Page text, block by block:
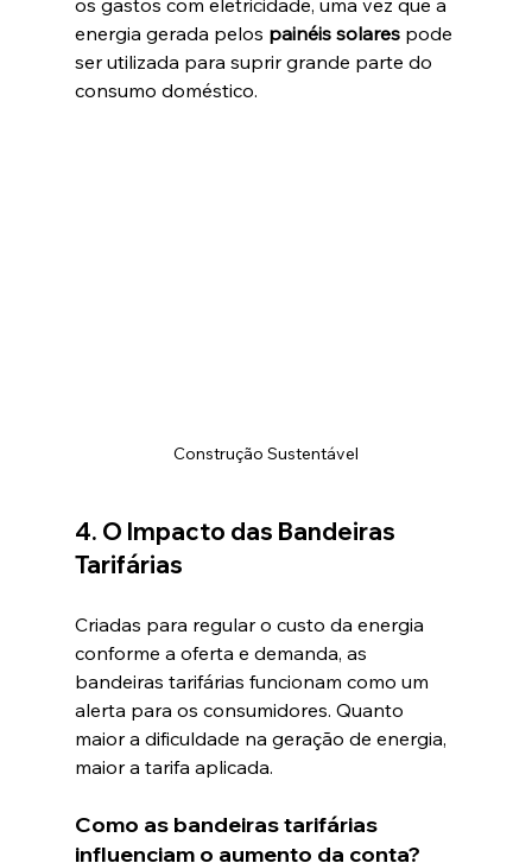
os gastos com eletricidade, uma vez que a
energia gerada pelos painéis solares pode
ser utilizada para suprir grande parte do
consumo doméstico.
Construção Sustentável
4. O Impacto das Bandeiras
Tarifárias
Criadas para regular o custo da energia
conforme a oferta e demanda, as
bandeiras tarifárias funcionam como um
alerta para os consumidores. Quanto
maior a dificuldade na geração de energia,
maior a tarifa aplicada.
Como as bandeiras tarifárias
influenciam o aumento da conta?